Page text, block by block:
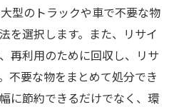
型のトラックや車で不要な物
を選択します。また、リサイ
再利用のために回収し、リサ
不要な物をまとめて処分でき
に節約できるだけでなく、環